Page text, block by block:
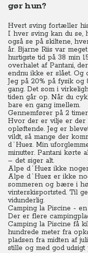
gør hun?
Hvert sving fortæller
I hver sving kan du se,
også se på skiltene,
år. Bjarne Riis var
hurtigste tid på 38 min
overhalet af Pantani,
endnu ikke er slået. Og
Jeg på 20% på fysik og
gang. Det som i
tiden går op. Når du
bare en gang imellem.
Gennemfører på 2
Hvor der er vilje er der
opløftende. Jeg er
vildt, så mange der
d´Huez. Min
minutter. Pantani kørte
– det siger alt.
Alpe d´Huez ikke
Alpe d´Huez er ikke
sommeren og bære i
vinterskisportsted. Til
vidunderlig.
Camping la Piscine -
Der er flere
Camping la Piscine få
hundrede meter fra
pladsen fra midten af
stille og med god